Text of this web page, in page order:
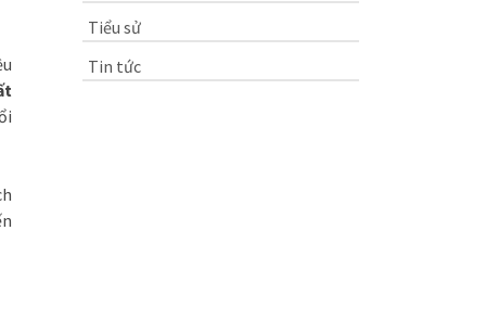
Tiểu sử
Tin tức